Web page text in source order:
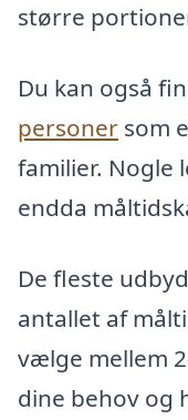
større
Du kan også
personer som
familier. Nogle
endda
De fleste
antallet af
vælge mellem
dine behov og